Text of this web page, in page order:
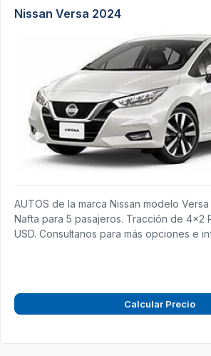
Nissan Versa 2024
AUTOS de la marca Nissan modelo
Nafta para 5 pasajeros. Tracción de 4x2
USD. Consultanos para más opciones e
Calcular Precio